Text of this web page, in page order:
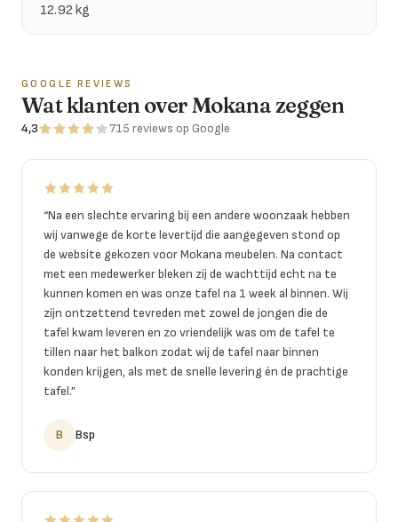
12.92 kg
GOOGLE REVIEWS
Wat klanten over Mokana zeggen
4,3 715 reviews op Google
“Na een slechte ervaring bij een andere woonzaak hebben
wij vanwege de korte levertijd die aangegeven stond op
de website gekozen voor Mokana meubelen. Na contact
met een medewerker bleken zij de wachttijd echt na te
kunnen komen en was onze tafel na 1 week al binnen. Wij
zijn ontzettend tevreden met zowel de jongen die de
tafel kwam leveren en zo vriendelijk was om de tafel te
tillen naar het balkon zodat wij de tafel naar binnen
konden krijgen, als met de snelle levering én de prachtige
tafel.”
B Bsp